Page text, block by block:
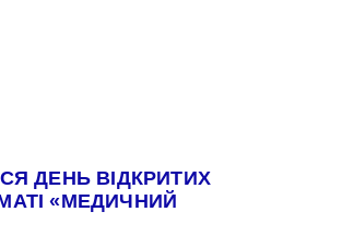
ДЕНЬ ВІДКРИТИХ
«МЕДИЧНИЙ